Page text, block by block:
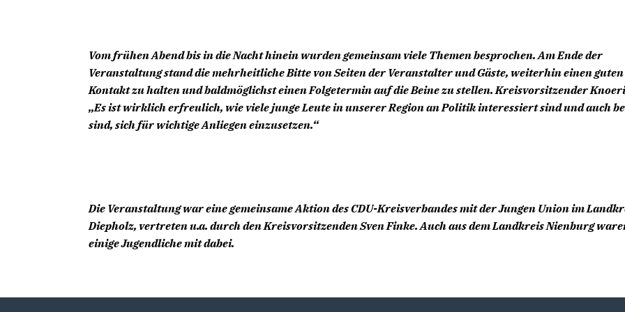
Vom frühen Abend bis in die Nacht hinein wurden gemeinsam viele Themen besprochen. Am Ende der
Veranstaltung stand die mehrheitliche Bitte von Seiten der Veranstalter und Gäste, weiterhin einen guten
Kontakt zu halten und baldmöglichst einen Folgetermin auf die Beine zu stellen. Kreisvorsitzender
Es ist wirklich erfreulich, wie viele junge Leute in unserer Region an Politik interessiert sind und auch
sind, sich für wichtige Anliegen einzusetzen.“
Die Veranstaltung war eine gemeinsame Aktion des CDU-Kreisverbandes mit der Jungen Union im
Diepholz, vertreten u.a. durch den Kreisvorsitzenden Sven Finke. Auch aus dem Landkreis Nienburg
einige Jugendliche mit dabei.